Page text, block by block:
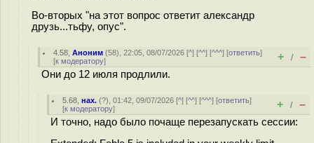
Во-вторых "на этот вопрос ответит александр
друзь...тьфу, опус".
4.58 ,Аноним (58), 22:05, 08/07/2026 [^] [^^] [^^^] [ответить]
[к модератору] + / –
Они до 12 июля продлили.
5.68 ,нах. (?), 01:42, 09/07/2026 [^] [^^] [^^^] [ответить]
[к модератору] + / –
И точно, надо было почаще перезапускать сессии: